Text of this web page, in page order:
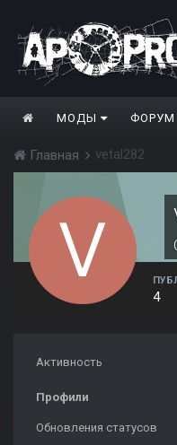
МОДЫ ФОРУМ
Главная vetal282
4
Активность
Профили
Обновления статусов